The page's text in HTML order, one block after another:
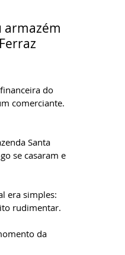
armazém
do
comerciante.
Santa
se casaram e
era simples:
rudimentar.
da